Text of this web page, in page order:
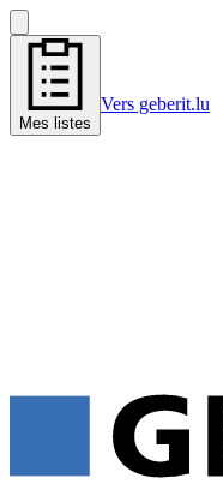
Mes listes
Vers geberit.lu